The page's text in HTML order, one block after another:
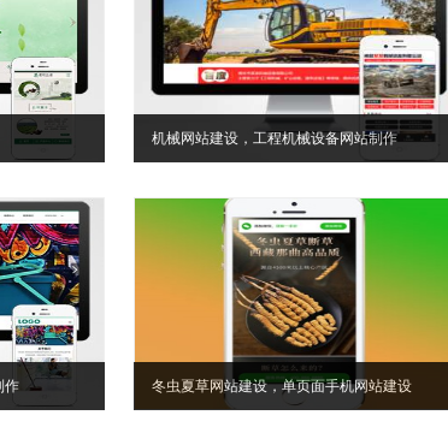
机械网站建设，工程机械设备网站制作
作 冬虫夏草网站建设，单页面手机网站建设